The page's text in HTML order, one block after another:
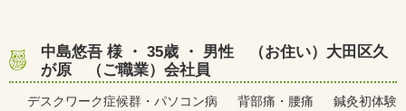
中島悠吾 様 ・ 35歳 ・ 男性 （お住い）大田区久
が原 （ご職業）会社員
デスクワーク症候群・パソコン病 背部痛・腰痛 鍼灸初体験